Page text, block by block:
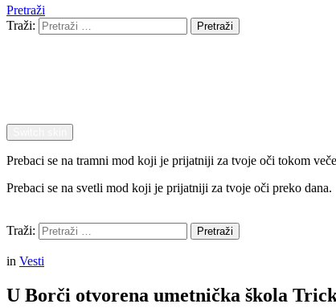
Pretraži
Traži:
Pretraži
Prebaci se na tramni mod koji je prijatniji za tvoje oči tokom
Prebaci se na svetli mod koji je prijatniji za tvoje oči preko dana.
Traži:
Pretraži
in Vesti
U Borči otvorena umetnička škola